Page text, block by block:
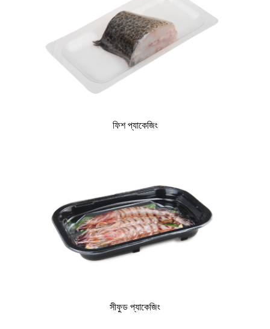
ফিশ প্যাকেজিং
সীফুড প্যাকেজিং